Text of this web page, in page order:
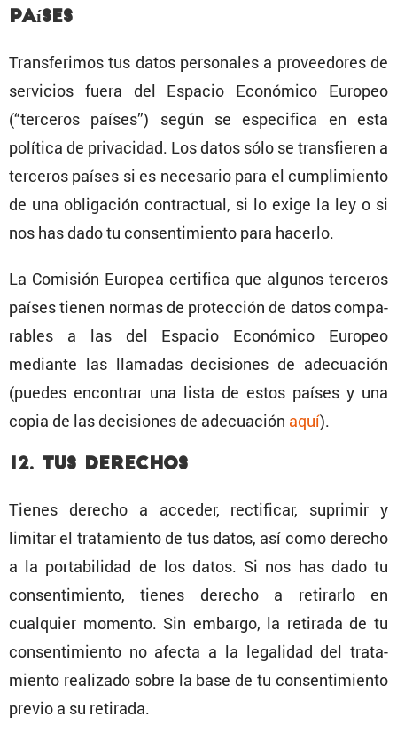
países
Trans­fe­rimos tus datos perso­nales a provee­dores de
servi­cios fuera del Espacio Econó­mico Europeo
(“terceros países”) según se especi­fica en esta
política de priva­cidad. Los datos sólo se trans­fieren a
terceros países si es necesario para el cumpli­miento
de una obliga­ción contrac­tual, si lo exige la ley o si
nos has dado tu consen­ti­miento para hacerlo.
La Comisión Europea certi­fica que algunos terceros
países tienen normas de protec­ción de datos compa­
ra­bles a las del Espacio Econó­mico Europeo
mediante las llamadas decisiones de adecua­ción
(puedes encon­trar una lista de estos países y una
copia de las decisiones de adecua­ción aquí).
12. Tus derechos
Tienes derecho a acceder, recti­ficar, suprimir y
limitar el trata­miento de tus datos, así como derecho
a la porta­bi­lidad de los datos. Si nos has dado tu
consen­ti­miento, tienes derecho a retirarlo en
cualquier momento. Sin embargo, la retirada de tu
consen­ti­miento no afecta a la legalidad del trata­
miento reali­zado sobre la base de tu consen­ti­miento
previo a su retirada.